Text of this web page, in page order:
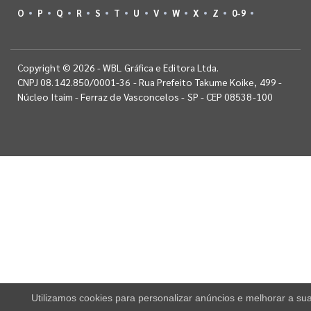
O P Q R S T U V W X Z 0-9
Copyright © 2026 - WBL Gráfica e Editora Ltda.
CNPJ 08.142.850/0001-36 - Rua Prefeito Takume Koike, 499 -
Núcleo Itaim - Ferraz de Vasconcelos - SP - CEP 08538-100
Utilizamos cookies para personalizar anúncios e melhorar a